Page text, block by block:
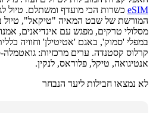
eSIM כשרות הכי מועדף ומשתלם. טיול
המורשת של שבט המאיה "טיקאל", טיול
מסלולי טרקים, מפגש עם אינדיאנים,
במפלי 'סמוק', באגם 'אטיטילן' וחוויה
קרלוס קסטנדה. ערים מרכזיות:
אנטיגואה, טיקל, פלוראס, לנקין.
לא נמצאו חבילות ליעד הנבחר